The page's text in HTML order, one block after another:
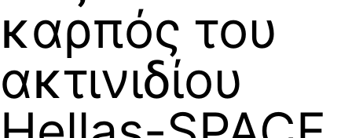
καρπός του
ακτινιδίου